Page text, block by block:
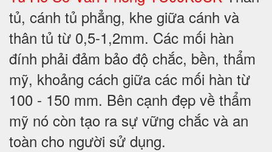
tủ, cánh tủ phẳng, khe giữa cánh và
thân tủ từ 0,5-1,2mm. Các mối hàn
đính phải đảm bảo độ chắc, bền, thẩm
mỹ, khoảng cách giữa các mối hàn từ
100 - 150 mm. Bên cạnh đẹp về thẩm
mỹ nó còn tạo ra sự vững chắc và an
toàn cho người sử dụng.